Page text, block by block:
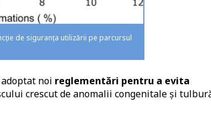
de siguranța utilizării pe parcursul
noi reglementări pentru a evita
crescut de anomalii congenitale și